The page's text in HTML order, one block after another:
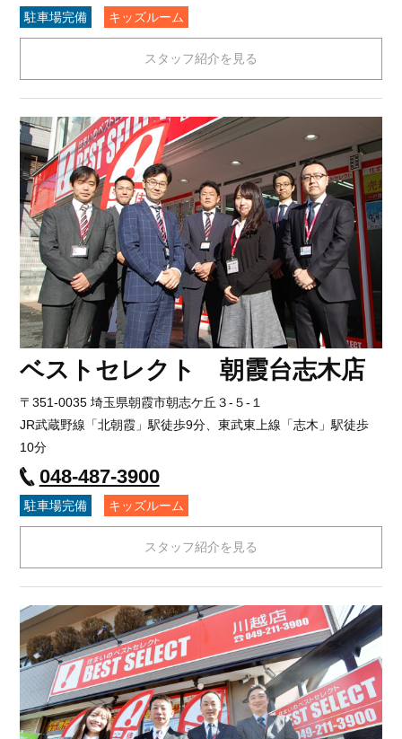
駐車場完備 キッズルーム
スタッフ紹介を見る
ベストセレクト 朝霞台志木店
〒351-0035 埼玉県朝霞市朝志ケ丘３-５-１
JR武蔵野線「北朝霞」駅徒歩9分、東武東上線「志木」駅徒歩
10分
048-487-3900
駐車場完備 キッズルーム
スタッフ紹介を見る